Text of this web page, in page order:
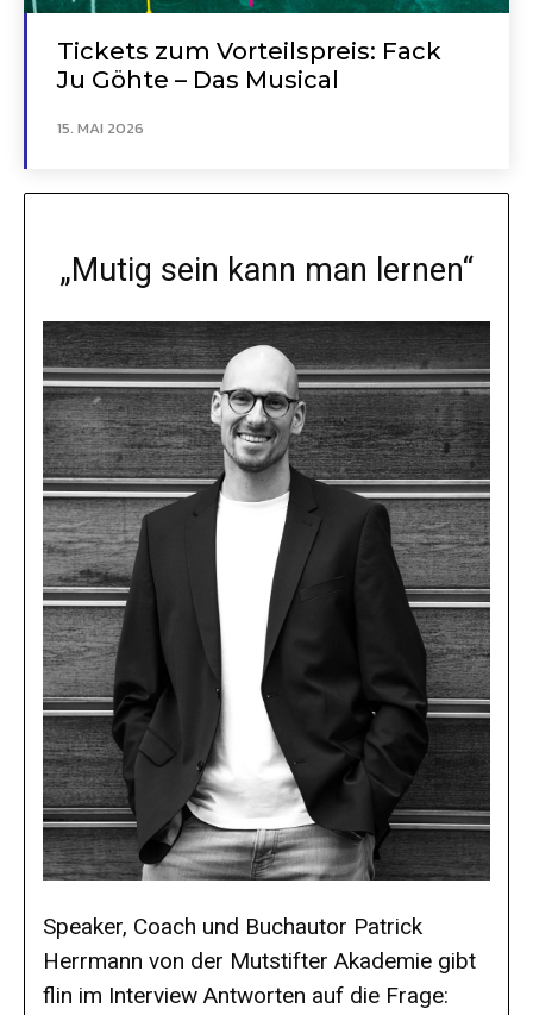
Tickets zum Vorteilspreis: Fack
Ju Göhte – Das Musical
15. MAI 2026
„Mutig sein kann man lernen“
Speaker, Coach und Buchautor Patrick
Herrmann von der Mutstifter Akademie gibt
flin im Interview Antworten auf die Frage: